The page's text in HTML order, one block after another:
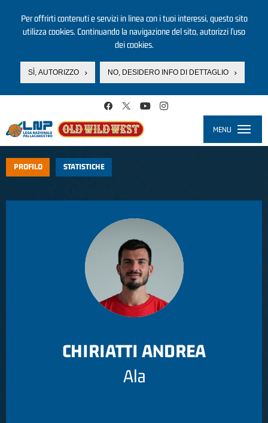
Per offrirti contenuti e servizi in linea con i tuoi interessi, questo sito
utilizza cookies. Continuando la navigazione del sito, autorizzi l’uso
dei cookies.
SÌ, AUTORIZZO NO, DESIDERO INFO DI DETTAGLIO
MENU
PROFILO STATISTICHE
CHIRIATTI ANDREA
Ala